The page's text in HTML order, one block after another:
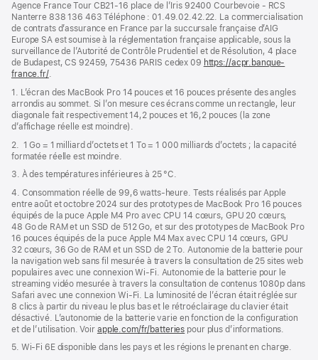
une
nouvelle
fenêtre)
Agence France Tour CB21-16 place de l’Iris 92400 Courbevoie - RCS
Nanterre 838 136 463 Téléphone : 01.49.02.42.22. La commercialisation
de contrats d’assurance en France par la succursale française d’AIG
Europe SA est soumise à la réglementation française applicable, sous la
surveillance de l’Autorité de Contrôle Prudentiel et de Résolution, 4 place
de Budapest, CS 92459, 75436 PARIS cedex 09 https://acpr.banque-
france.fr/(s’ouvre
une
nouvelle
fenêtre)
.
1. L’écran des MacBook Pro 14 pouces et 16 pouces présente des angles
arrondis au sommet. Si l’on mesure ces écrans comme un rectangle, leur
diagonale fait respectivement 14,2 pouces et 16,2 pouces (la zone
d’affichage réelle est moindre).
2. 1 Go = 1 milliard d’octets et 1 To = 1 000 milliards d’octets ; la capacité
formatée réelle est moindre.
3. À des températures inférieures à 25 °C.
4. Consommation réelle de 99,6 watts‑heure. Tests réalisés par Apple
entre août et octobre 2024 sur des prototypes de MacBook Pro 16 pouces
équipés de la puce Apple M4 Pro avec CPU 14 cœurs, GPU 20 cœurs,
48 Go de RAM et un SSD de 512 Go, et sur des prototypes de MacBook Pro
16 pouces équipés de la puce Apple M4 Max avec CPU 14 cœurs, GPU
32 cœurs, 36 Go de RAM et un SSD de 2 To. Autonomie de la batterie pour
la navigation web sans fil mesurée à travers la consultation de 25 sites web
populaires avec une connexion Wi-Fi. Autonomie de la batterie pour le
streaming vidéo mesurée à travers la consultation de contenus 1080p dans
Safari avec une connexion Wi-Fi. La luminosité de l’écran était réglée sur
8 clics à partir du niveau le plus bas et le rétroéclairage du clavier était
désactivé. L’autonomie de la batterie varie en fonction de la configuration
et de l’utilisation. Voir apple.com/fr/batteries pour plus d’informations.
5. Wi-Fi 6E disponible dans les pays et les régions le prenant en charge.